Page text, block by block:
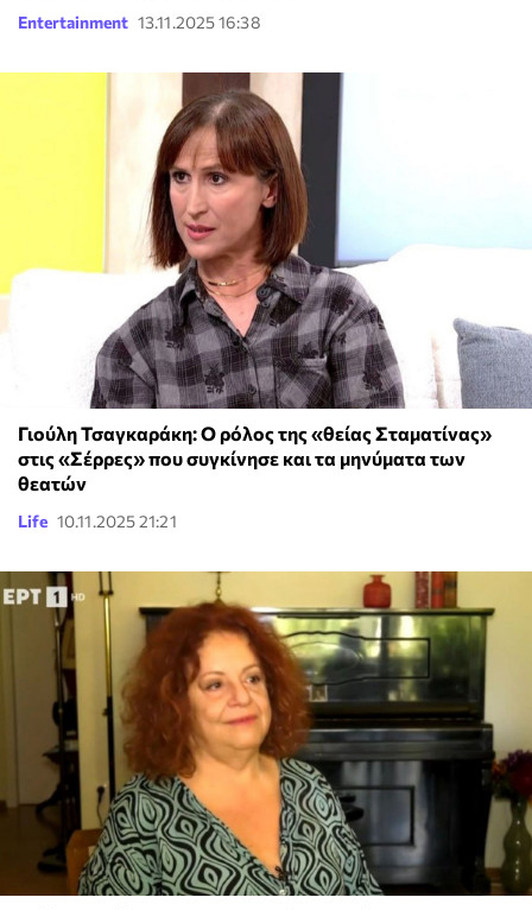
Entertainment 13.11.2025 16:38
Γιούλη Τσαγκαράκη: Ο ρόλος της «θείας Σταματίνας»
στις «Σέρρες» που συγκίνησε και τα μηνύματα των
θεατών
Life 10.11.2025 21:21